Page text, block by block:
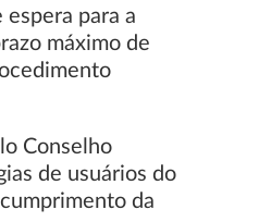
para a
máximo de
Conselho
de usuários do
da